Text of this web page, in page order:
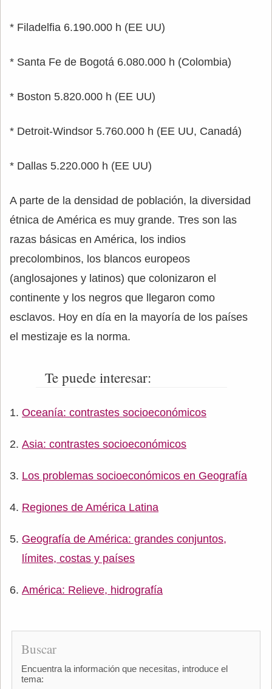
* Filadelfia 6.190.000 h (EE UU)
* Santa Fe de Bogotá 6.080.000 h (Colombia)
* Boston 5.820.000 h (EE UU)
* Detroit-Windsor 5.760.000 h (EE UU, Canadá)
* Dallas 5.220.000 h (EE UU)
A parte de la densidad de población, la diversidad
étnica de América es muy grande. Tres son las
razas básicas en América, los indios
precolombinos, los blancos europeos
(anglosajones y latinos) que colonizaron el
continente y los negros que llegaron como
esclavos. Hoy en día en la mayoría de los países
el mestizaje es la norma.
Te puede interesar:
Oceanía: contrastes socioeconómicos
Asia: contrastes socioeconómicos
Los problemas socioeconómicos en Geografía
Regiones de América Latina
Geografía de América: grandes conjuntos,
límites, costas y países
América: Relieve, hidrografía
Buscar
Encuentra la información que necesitas, introduce el
tema: